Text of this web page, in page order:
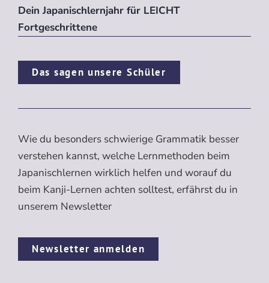
Dein Japanischlernjahr für LEICHT
Fortgeschrittene
Das sagen unsere Schüler
Wie du besonders schwierige Grammatik besser
verstehen kannst, welche Lernmethoden beim
Japanischlernen wirklich helfen und worauf du
beim Kanji-Lernen achten solltest, erfährst du in
unserem Newsletter
Newsletter anmelden